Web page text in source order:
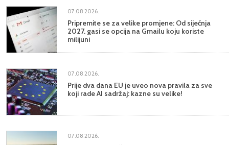
07.08.2026.
Pripremite se za velike promjene: Od siječnja
2027. gasi se opcija na Gmailu koju koriste
milijuni
07.08.2026.
Prije dva dana EU je uveo nova pravila za sve
koji rade AI sadržaj: kazne su velike!
07.08.2026.